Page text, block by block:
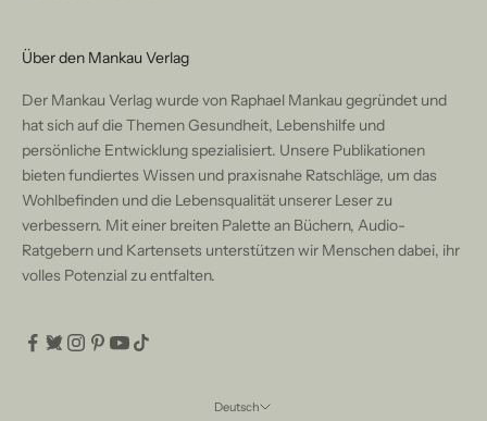
Über den Mankau Verlag
Der Mankau Verlag wurde von Raphael Mankau gegründet und
hat sich auf die Themen Gesundheit, Lebenshilfe und
persönliche Entwicklung spezialisiert. Unsere Publikationen
bieten fundiertes Wissen und praxisnahe Ratschläge, um das
Wohlbefinden und die Lebensqualität unserer Leser zu
verbessern. Mit einer breiten Palette an Büchern, Audio-
Ratgebern und Kartensets unterstützen wir Menschen dabei, ihr
volles Potenzial zu entfalten.
Deutsch